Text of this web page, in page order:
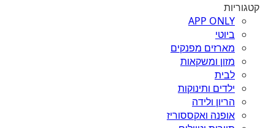
קטגוריות
APP ONLY
ביוטי
מארזים מפנקים
מזון ומשקאות
לבית
ילדים ותינוקות
הריון ולידה
אופנה ואקססוריז